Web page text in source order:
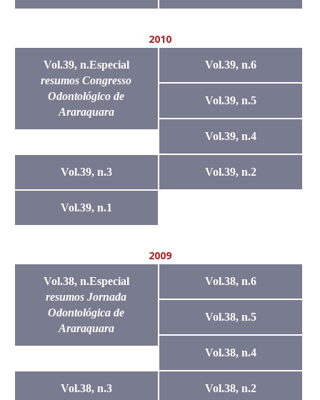
2010
Vol.39, n.Especial
resumos Congresso
Odontológico de
Araraquara
Vol.39, n.6
Vol.39, n.5
Vol.39, n.4
Vol.39, n.3 Vol.39, n.2
Vol.39, n.1
2009
Vol.38, n.Especial
resumos Jornada
Odontológica de
Araraquara
Vol.38, n.6
Vol.38, n.5
Vol.38, n.4
Vol.38, n.3 Vol.38, n.2